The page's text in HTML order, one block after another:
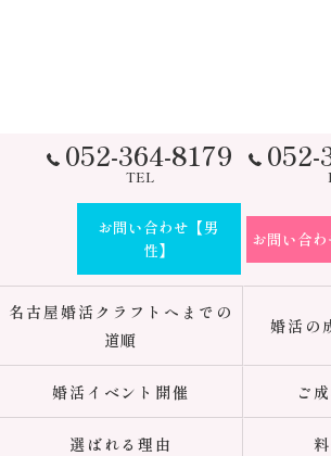
052-364-8179
TEL
052-
お問い合わせ【男
性】
お問い合わ
名古屋婚活クラフトへまでの
道順
婚活の
婚活イベント開催 ご
選ばれる理由